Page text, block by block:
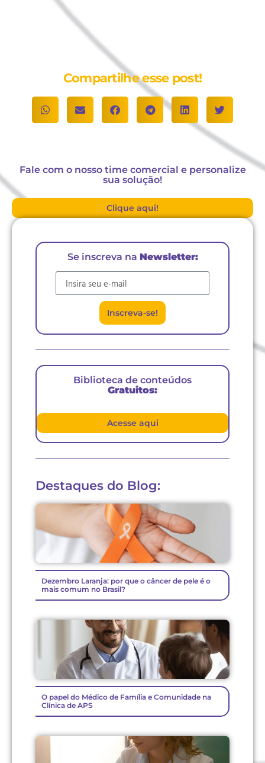
Compartilhe esse post!
Fale com o nosso time comercial e personalize
sua solução!
Clique aqui!
Se inscreva na Newsletter:
Inscreva-se!
Biblioteca de conteúdos
Gratuitos:
Acesse aqui
Destaques do Blog:
Dezembro Laranja: por que o câncer de pele é o
mais comum no Brasil?
O papel do Médico de Família e Comunidade na
Clínica de APS